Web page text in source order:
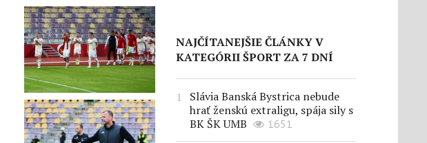
NAJČÍTANEJŠIE ČLÁNKY V
KATEGÓRII ŠPORT ZA 7 DNÍ
Slávia Banská Bystrica nebude
hrať ženskú extraligu, spája sily s
BK ŠK UMB
1651